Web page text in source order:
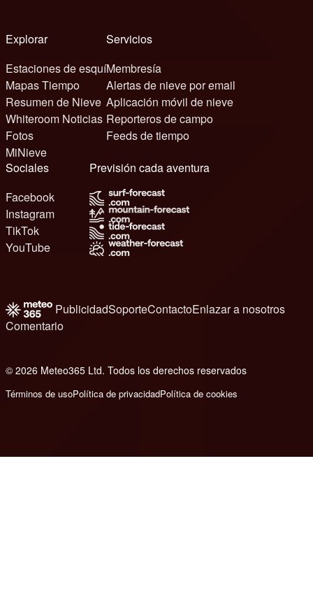
Explorar
Estaciones de esquí
Mapas Tiempo
Resumen de Nieve
Whiteroom Noticias
Fotos
MiNieve
Servicios
Membresía
Alertas de nieve por email
Aplicación móvil de nieve
Reporteros de campo
Feeds de tiempo
Sociales
Facebook
Instagram
TikTok
YouTube
Previsión cada aventura
PublicidadSoporteContactoEnlazar a nosotros
Comentario
© 2026 Meteo365 Ltd. Todos los derechos reservados
Términos de usoPolítica de privacidadPolítica de cookies